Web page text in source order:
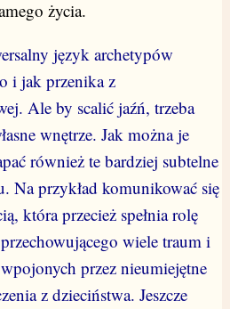
życia.
język archetypów
i jak przenika z
Ale by scalić jaźń, trzeba
wnętrze. Jak można je
również te bardziej subtelne
Na przykład komunikować się
która przecież spełnia rolę
wiele traum i
przez nieumiejętne
z dzieciństwa. Jeszcze